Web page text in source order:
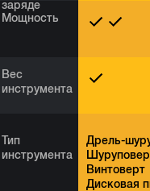
заряде
Мощность
Вес
инструмента
Тип
инструмента
Дрель-
Винтоверт
Дисковая